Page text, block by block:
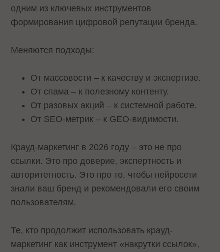
одним из ключевых инструментов
формирования цифровой репутации бренда.
Меняются подходы:
От массовости – к качеству и экспертизе.
От спама – к полезному контенту.
От разовых акций – к системной работе.
От SEO-метрик – к GEO-видимости.
Крауд-маркетинг в 2026 году – это не про
ссылки. Это про доверие, экспертность и
авторитетность. Это про то, чтобы нейросети
знали ваш бренд и рекомендовали его своим
пользователям.
Те, кто продолжит использовать крауд-
маркетинг как инструмент «накрутки ссылок»,